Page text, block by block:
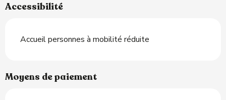
Accessibilité
Accueil personnes à mobilité réduite
Moyens de paiement